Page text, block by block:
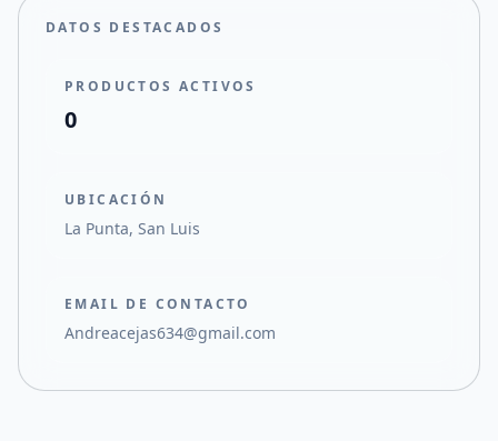
DATOS DESTACADOS
PRODUCTOS ACTIVOS
0
UBICACIÓN
La Punta, San Luis
EMAIL DE CONTACTO
Andreacejas634@gmail.com